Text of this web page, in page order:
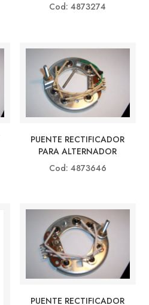
Cod: 4873274
PUENTE RECTIFICADOR
PARA ALTERNADOR
Cod: 4873646
PUENTE RECTIFICADOR